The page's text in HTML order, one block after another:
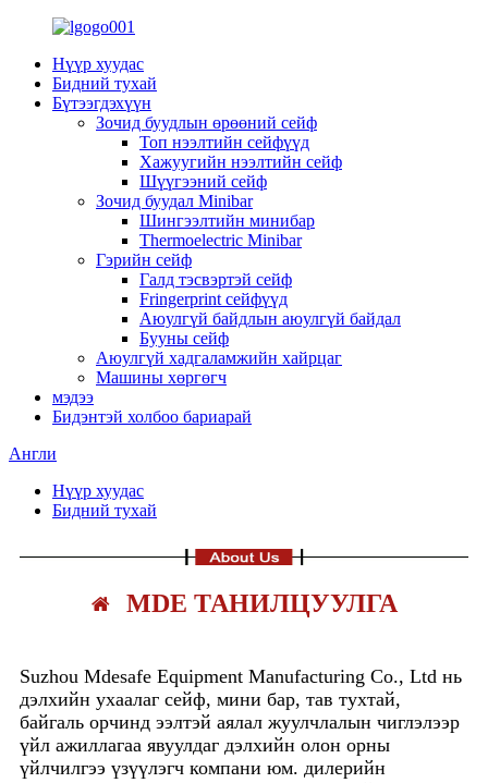
Нүүр хуудас
Бидний тухай
Бүтээгдэхүүн
Зочид буудлын өрөөний сейф
Топ нээлтийн сейфүүд
Хажуугийн нээлтийн сейф
Шүүгээний сейф
Зочид буудал Minibar
Шингээлтийн минибар
Thermoelectric Minibar
Гэрийн сейф
Галд тэсвэртэй сейф
Fringerprint сейфүүд
Аюулгүй байдлын аюулгүй байдал
Бууны сейф
Аюулгүй хадгаламжийн хайрцаг
Машины хөргөгч
мэдээ
Бидэнтэй холбоо бариарай
Англи
Нүүр хуудас
Бидний тухай
MDE ТАНИЛЦУУЛГА
Suzhou Mdesafe Equipment Manufacturing Co., Ltd нь
дэлхийн ухаалаг сейф, мини бар, тав тухтай,
байгаль орчинд ээлтэй аялал жуулчлалын чиглэлээр
үйл ажиллагаа явуулдаг дэлхийн олон орны
үйлчилгээ үзүүлэгч компани юм. дилерийн